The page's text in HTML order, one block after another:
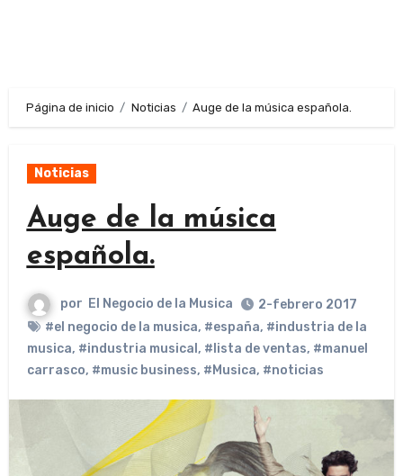
Página de inicio Noticias Auge de la música española.
Noticias
Auge de la música
española.
por El Negocio de la Musica
2-febrero 2017
#el negocio de la musica, #españa, #industria de la
musica, #industria musical , #lista de ventas, #manuel
carrasco, #music business, #Musica, #noticias